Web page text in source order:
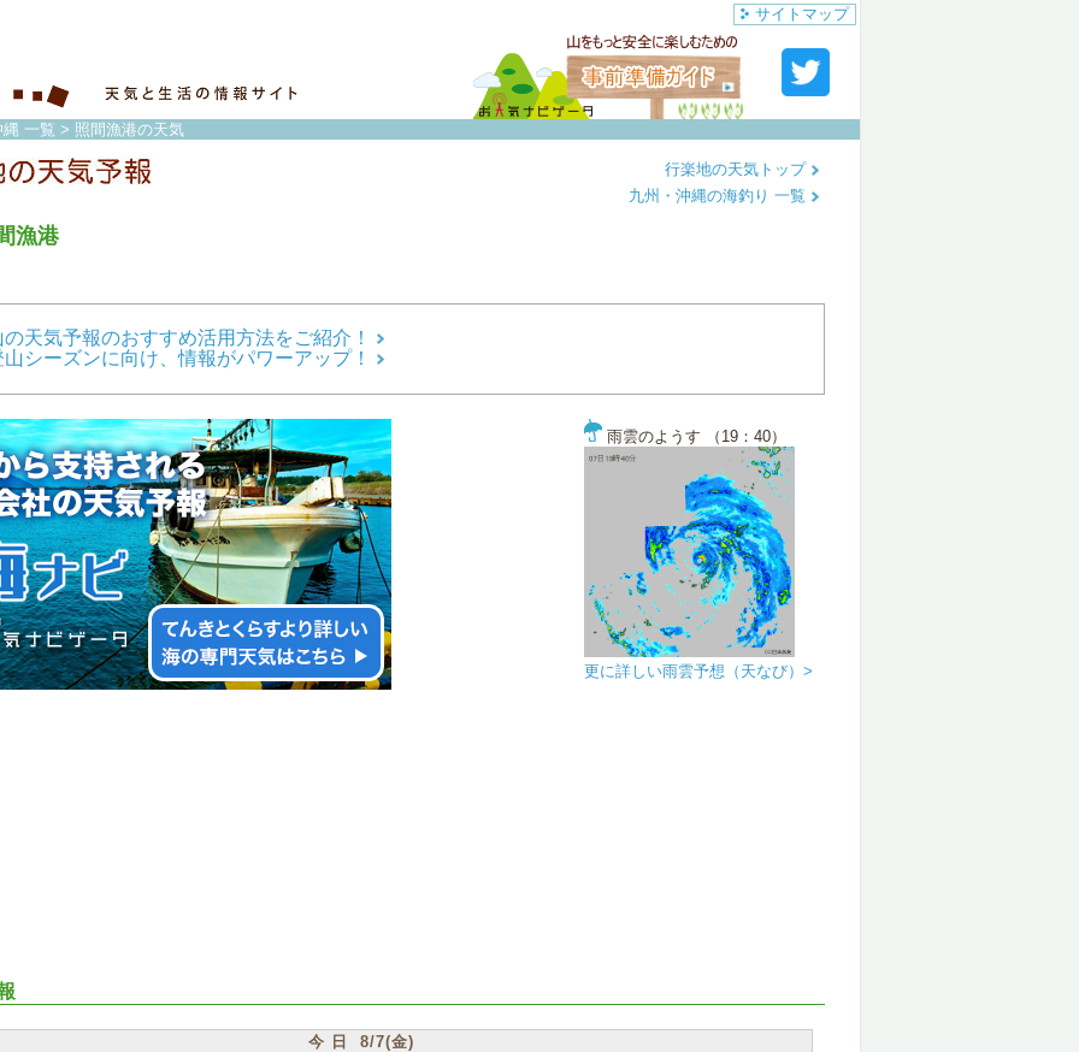
サイトマップ
一覧 > 照間漁港の天気
漁港
行楽地の天気トップ
九州・沖縄の海釣り 一覧
天気予報のおすすめ活用方法をご紹介！
シーズンに向け、情報がパワーアップ！
雨雲のようす （19：40）
更に詳しい雨雲予想（天なび）>
今 日 8/7(金)